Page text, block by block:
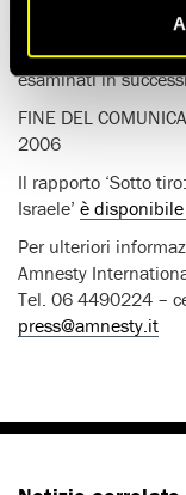
aver usato i civili
causato un elevato
esaminati in
FINE DEL
2006
Il rapporto ‘Sotto
Israele’ è
Per ulteriori
Amnesty
Tel. 06 4490224 –
press@amnesty.it